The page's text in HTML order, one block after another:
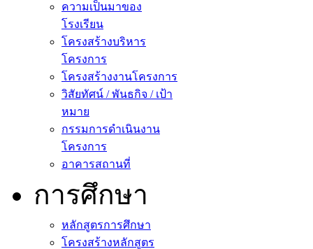
ความเป็นมาของ
โรงเรียน
โครงสร้างบริหาร
โครงการ
โครงสร้างงานโครงการ
วิสัยทัศน์ / พันธกิจ / เป้า
หมาย
กรรมการดำเนินงาน
โครงการ
อาคารสถานที่
การศึกษา
หลักสูตรการศึกษา
โครงสร้างหลักสูตร